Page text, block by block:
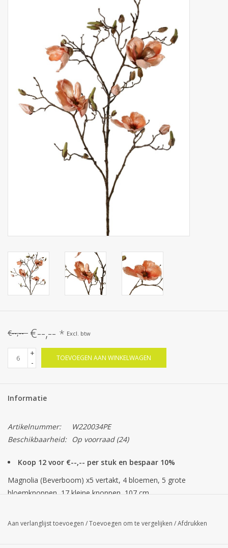
€--,-- €--,-- * Excl. btw
+
-
TOEVOEGEN AAN WINKELWAGEN
Informatie
Artikelnummer:
W220034PE
Beschikbaarheid:
Op voorraad(24)
Koop 12 voor €--,-- per stuk en bespaar 10%
Magnolia (Beverboom) x5 vertakt, 4 bloemen, 5 grote
bloemknoppen, 17 kleine knoppen, 107 cm
Aan verlanglijst toevoegen /Toevoegen om te vergelijken /Afdrukken